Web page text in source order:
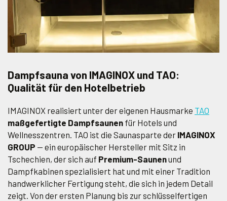
Dampfsauna von IMAGINOX und TAO:
Qualität für den Hotelbetrieb
IMAGINOX realisiert unter der eigenen Hausmarke TAO
maßgefertigte Dampfsaunen für Hotels und
Wellnesszentren. TAO ist die Saunasparte der IMAGINOX
GROUP — ein europäischer Hersteller mit Sitz in
Tschechien, der sich auf Premium-Saunenund
Dampfkabinen spezialisiert hat und mit einer Tradition
handwerklicher Fertigung steht, die sich in jedem Detail
zeigt. Von der ersten Planung bis zur schlüsselfertigen